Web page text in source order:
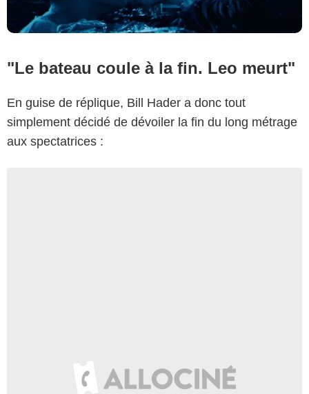
"Le bateau coule à la fin. Leo meurt"
En guise de réplique, Bill Hader a donc tout
simplement décidé de dévoiler la fin du long métrage
aux spectatrices :